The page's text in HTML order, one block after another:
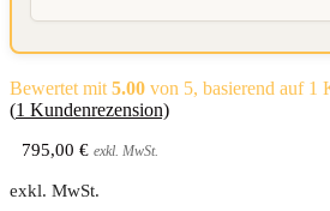
Bewertet mit 5.00 von 5, basierend auf 1
(1 Kundenrezension)
795,00 € exkl. MwSt.
exkl. MwSt.